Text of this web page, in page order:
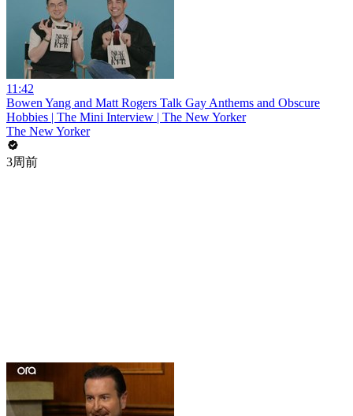
11:42
Bowen Yang and Matt Rogers Talk Gay Anthems and Obscure
Hobbies | The Mini Interview | The New Yorker
The New Yorker
3周前